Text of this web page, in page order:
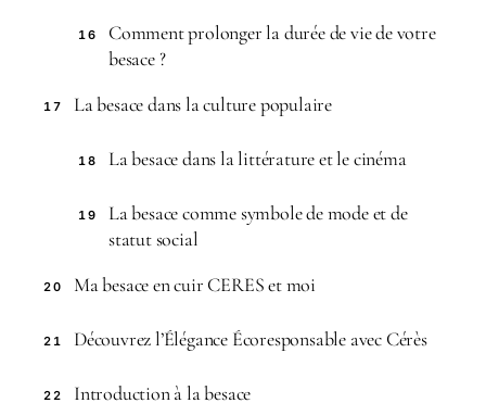
16
Comment prolonger la durée de vie de votre
besace ?
17 La besace dans la culture populaire
18 La besace dans la littérature et le cinéma
19
La besace comme symbole de mode et de
statut social
20 Ma besace en cuir CERES et moi
21 Découvrez l’Élégance Écoresponsable avec Cérès
22 Introduction à la besace